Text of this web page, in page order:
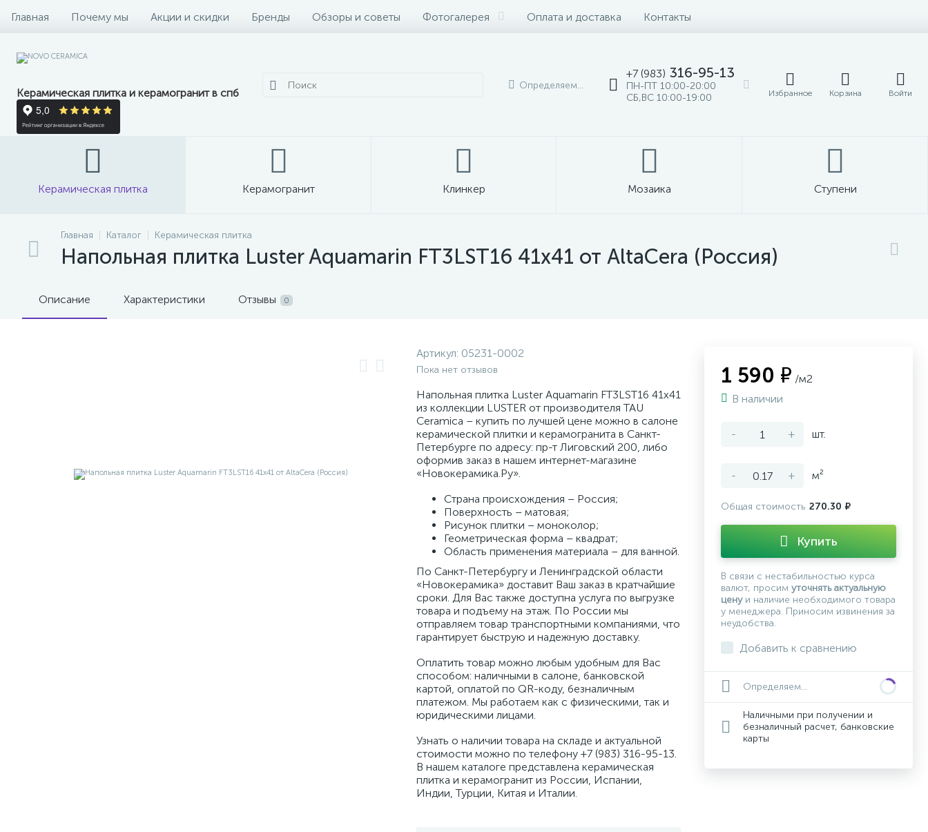
Главная Почему мы Акции и скидки Бренды Обзоры и советы Фотогалерея Оплата и доставка Контакты
Керамическая плитка и керамогранит в спб
Определяем...
+7 (983) 316-95-13
ПН-ПТ 10:00-20:00
СБ,ВС 10:00-19:00
Избранное Корзина Войти
Керамическая плитка Керамогранит Клинкер Мозаика Ступени
Главная Каталог Керамическая плитка
Напольная плитка Luster Aquamarin FT3LST16 41x41 от AltaCera (Россия)
Описание Характеристики Отзывы 0
Артикул: 05231-0002
Пока нет отзывов
Напольная плитка Luster Aquamarin FT3LST16 41x41
из коллекции LUSTER от производителя TAU
Ceramica – купить по лучшей цене можно в салоне
керамической плитки и керамогранита в Санкт-
Петербурге по адресу: пр-т Лиговский 200, либо
оформив заказ в нашем интернет-магазине
«Новокерамика.Ру».
Страна происхождения – Россия;
Поверхность – матовая;
Рисунок плитки – моноколор;
Геометрическая форма – квадрат;
Область применения материала – для ванной.
По Санкт-Петербургу и Ленинградской области
«Новокерамика» доставит Ваш заказ в кратчайшие
сроки. Для Вас также доступна услуга по выгрузке
товара и подъему на этаж. По России мы
отправляем товар транспортными компаниями, что
гарантирует быструю и надежную доставку.
Оплатить товар можно любым удобным для Вас
способом: наличными в салоне, банковской
картой, оплатой по QR-коду, безналичным
платежом. Мы работаем как с физическими, так и
юридическими лицами.
Узнать о наличии товара на складе и актуальной
стоимости можно по телефону +7 (983) 316-95-13.
В нашем каталоге представлена керамическая
плитка и керамогранит из России, Испании,
Индии, Турции, Китая и Италии.
1 590 ₽ /м2
В наличии
- + шт.
- + м²
Общая стоимость 270.30 ₽
Купить
В связи с нестабильностью курса
валют, просим уточнять актуальную
ценуи наличие необходимого товара
у менеджера. Приносим извинения за
неудобства.
Добавить к сравнению
Определяем...
Наличными при получении и
безналичный расчет, банковские
карты